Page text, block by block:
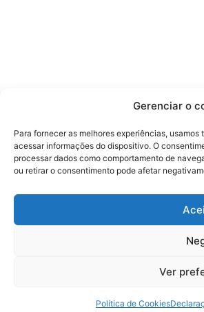
Gerenciar o
Para fornecer as melhores experiências,
acessar informações do dispositivo. O
processar dados como comportamento de
ou retirar o consentimento pode afetar
Ver
Política de Cookies